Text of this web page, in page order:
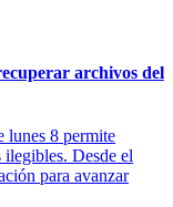
archivos del
lunes 8 permite
Desde el
para avanzar